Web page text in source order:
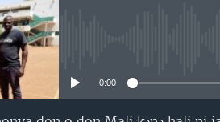
0:00